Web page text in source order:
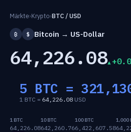
Märkte›Krypto›BTC / USD
₿ $ Bitcoin → US-Dollar
64,226.08
5 BTC =
1 BTC = 64,226.08 USD
1 BTC
64,226.08
10 BTC
642,260.76
100 BTC
6,422,607.58
1,000